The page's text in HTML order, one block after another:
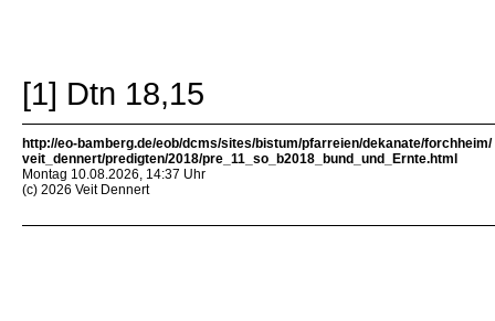
[1] Dtn 18,15
http://eo-bamberg.de/eob/dcms/sites/bistum/pfarreien/dekanate/forchheim/
veit_dennert/predigten/2018/pre_11_so_b2018_bund_und_Ernte.html
Montag 10.08.2026, 14:37 Uhr
(c) 2026 Veit Dennert